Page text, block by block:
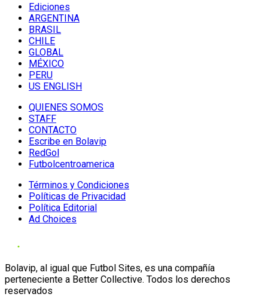
Ediciones
ARGENTINA
BRASIL
CHILE
GLOBAL
MÉXICO
PERU
US ENGLISH
QUIENES SOMOS
STAFF
CONTACTO
Escribe en Bolavip
RedGol
Futbolcentroamerica
Términos y Condiciones
Políticas de Privacidad
Política Editorial
Ad Choices
Bolavip, al igual que Futbol Sites, es una compañía
perteneciente a Better Collective. Todos los derechos
reservados